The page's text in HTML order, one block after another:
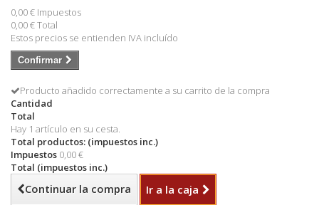
0,00 € Impuestos
0,00 €Total
Estos precios se entienden IVA incluído
Confirmar
Producto añadido correctamente a su carrito de la compra
Cantidad
Total
Hay 1 artículo en su cesta.
Total productos: (impuestos inc.)
Impuestos 0,00 €
Total (impuestos inc.)
Continuar la compra Ir a la caja